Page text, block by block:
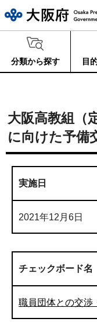
分類から探す 目
大阪高教組（
に向けた予備
実施日
2021年12月6日
チェックボード名
職員団体との交渉